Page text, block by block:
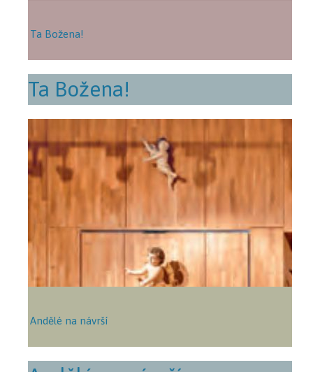
Ta Božena!
Ta Božena!
Andělé na návrší